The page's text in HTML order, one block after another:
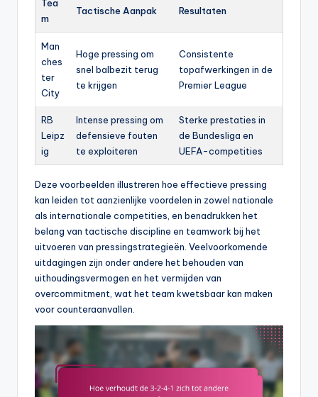
Tea
m
Tactische Aanpak Resultaten
Man
ches
ter
City
Hoge pressing om
snel balbezit terug
te krijgen
Consistente
topafwerkingen in de
Premier League
RB
Leipz
ig
Intense pressing om
defensieve fouten
te exploiteren
Sterke prestaties in
de Bundesliga en
UEFA-competities
Deze voorbeelden illustreren hoe effectieve pressing
kan leiden tot aanzienlijke voordelen in zowel nationale
als internationale competities, en benadrukken het
belang van tactische discipline en teamwork bij het
uitvoeren van pressingstrategieën. Veelvoorkomende
uitdagingen zijn onder andere het behouden van
uithoudingsvermogen en het vermijden van
overcommitment, wat het team kwetsbaar kan maken
voor counteraanvallen.